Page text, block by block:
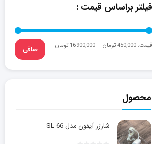
فیلتر براساس قیمت :
صافی قيمت: 450,000 تومان —16,900,000 تومان
محصول
شارژر آیفون مدل SL-66